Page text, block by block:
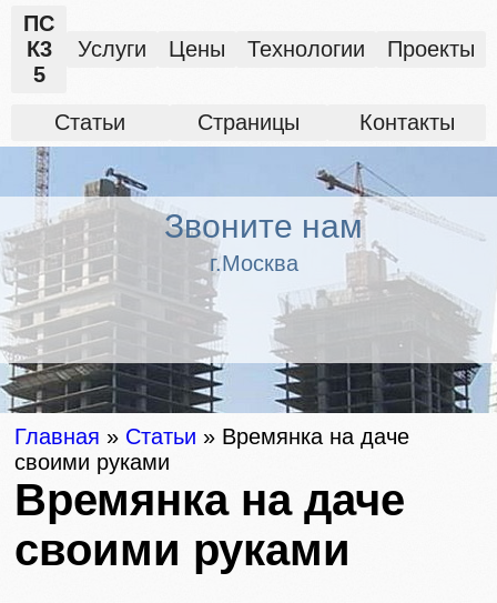
ПС
К3
5
Услуги Цены Технологии Проекты
Статьи Страницы Контакты
Звоните нам
г.Москва
Главная » Статьи » Времянка на даче
своими руками
Времянка на даче
своими руками